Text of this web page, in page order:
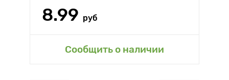
8.99 руб
Сообщить о наличии